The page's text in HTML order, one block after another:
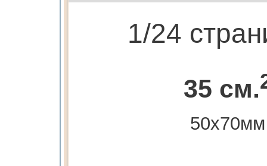
1/24
35 см.
50х70мм